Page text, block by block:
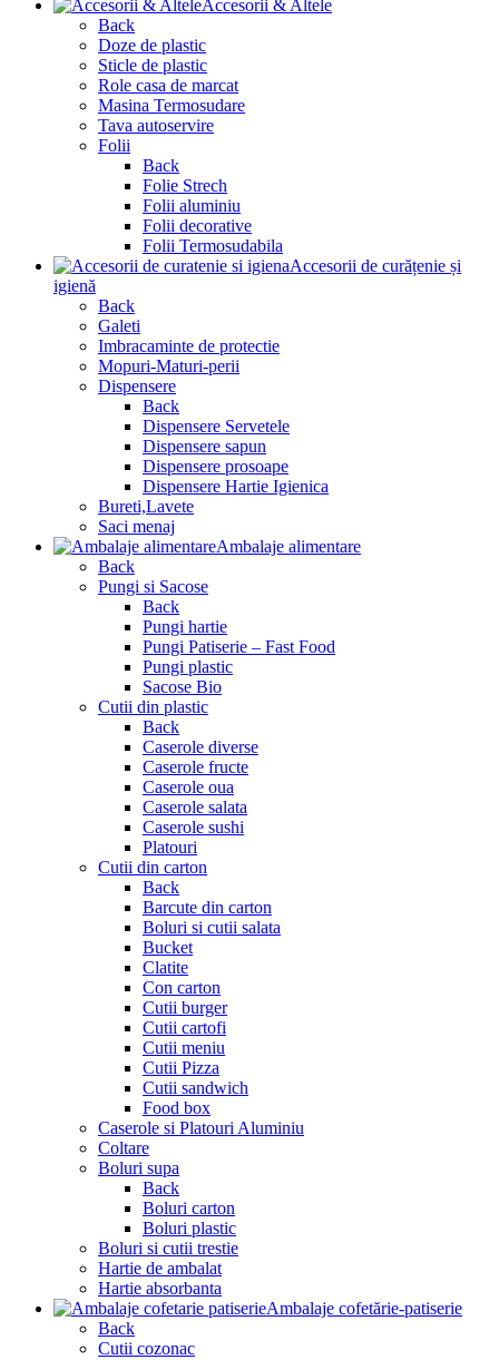
Accesorii & Altele
Back
Doze de plastic
Sticle de plastic
Role casa de marcat
Masina Termosudare
Tava autoservire
Folii
Back
Folie Strech
Folii aluminiu
Folii decorative
Folii Termosudabila
Accesorii de curățenie și
igienă
Back
Galeti
Imbracaminte de protectie
Mopuri-Maturi-perii
Dispensere
Back
Dispensere Servetele
Dispensere sapun
Dispensere prosoape
Dispensere Hartie Igienica
Bureti,Lavete
Saci menaj
Ambalaje alimentare
Back
Pungi si Sacose
Back
Pungi hartie
Pungi Patiserie – Fast Food
Pungi plastic
Sacose Bio
Cutii din plastic
Back
Caserole diverse
Caserole fructe
Caserole oua
Caserole salata
Caserole sushi
Platouri
Cutii din carton
Back
Barcute din carton
Boluri si cutii salata
Bucket
Clatite
Con carton
Cutii burger
Cutii cartofi
Cutii meniu
Cutii Pizza
Cutii sandwich
Food box
Caserole si Platouri Aluminiu
Coltare
Boluri supa
Back
Boluri carton
Boluri plastic
Boluri si cutii trestie
Hartie de ambalat
Hartie absorbanta
Ambalaje cofetărie-patiserie
Back
Cutii cozonac